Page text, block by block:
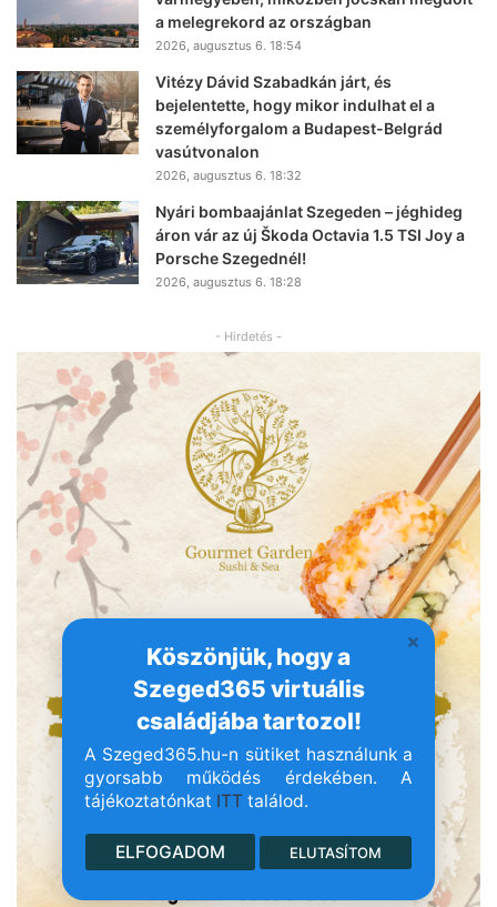
Köszönjük, hogy a
Szeged365 virtuális
családjába tartozol!
A Szeged365.hu-n sütiket használunk a
gyorsabb működés érdekében. A
tájékoztatónkat ITT találod.
ELFOGADOM ELUTASÍTOM
a melegrekord az országban
2026, augusztus 6. 18:54
Vitézy Dávid Szabadkán járt, és
bejelentette, hogy mikor indulhat el a
személyforgalom a Budapest-Belgrád
vasútvonalon
2026, augusztus 6. 18:32
Nyári bombaajánlat Szegeden – jéghideg
áron vár az új Škoda Octavia 1.5 TSI Joy a
Porsche Szegednél!
2026, augusztus 6. 18:28
- Hirdetés -